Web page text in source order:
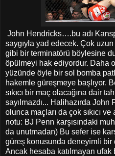
John Hendricks….bu adı
saygıyla yad edecek. Çok
gibi bir terminatörü böylesine
öpülmeyi hak ediyordur. Daha
yüzünde öyle bir sol bomba
hakemle güreşmeye başlıyor.
sıkıcı bir maç olacağına dair
sayılmazdı... Halihazırda
olunca maçları da çok sıkıcı
notu: BJ Penn karşısındaki
da unutmadan) Bu sefer ise
güreş konusunda deneyimli bir
Ancak hesaba katılmayan